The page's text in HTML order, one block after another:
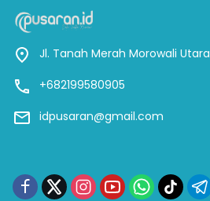
Jl. Tanah Merah Morowali Utara
+682199580905
idpusaran@gmail.com